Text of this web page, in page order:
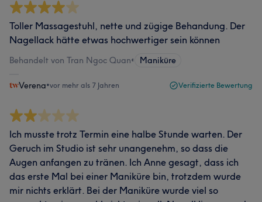
Toller Massagestuhl, nette und zügige Behandung. Der
Nagellack hätte etwas hochwertiger sein können
Behandelt von Tran Ngoc Quan• Maniküre
Verena•vor mehr als 7 Jahren Verifizierte Bewertung
Ich musste trotz Termin eine halbe Stunde warten. Der
Geruch im Studio ist sehr unangenehm, so dass die
Augen anfangen zu tränen. Ich Anne gesagt, dass ich
das erste Mal bei einer Maniküre bin, trotzdem wurde
mir nichts erklärt. Bei der Maniküre wurde viel so